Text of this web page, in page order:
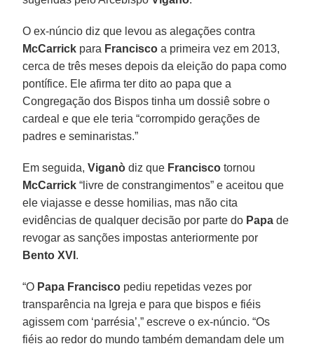
O ex-núncio diz que levou as alegações contra
McCarrick para Francisco a primeira vez em 2013,
cerca de três meses depois da eleição do papa como
pontífice. Ele afirma ter dito ao papa que a
Congregação dos Bispos tinha um dossiê sobre o
cardeal e que ele teria “corrompido gerações de
padres e seminaristas.”
Em seguida,Viganò diz que Francisco tornou
McCarrick“livre de constrangimentos” e aceitou que
ele viajasse e desse homilias, mas não cita
evidências de qualquer decisão por parte do Papa de
revogar as sanções impostas anteriormente por
Bento XVI .
“O Papa Francisco pediu repetidas vezes por
transparência na Igreja e para que bispos e fiéis
agissem com ‘parrésia’,” escreve o ex-núncio. “Os
fiéis ao redor do mundo também demandam dele um